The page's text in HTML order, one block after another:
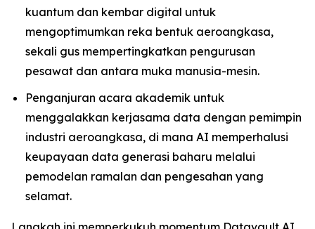
kuantum dan kembar digital untuk
mengoptimumkan reka bentuk aeroangkasa,
sekali gus mempertingkatkan pengurusan
pesawat dan antara muka manusia-mesin.
Penganjuran acara akademik untuk
menggalakkan kerjasama data dengan pemimpin
industri aeroangkasa, di mana AI memperhalusi
keupayaan data generasi baharu melalui
pemodelan ramalan dan pengesahan yang
selamat.